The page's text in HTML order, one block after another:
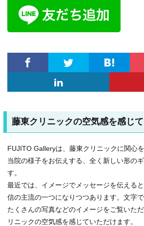
藤東クリニックの空気感を感じ
FUJITO Galleryは、藤東クリニックに関心
当院の様子をお伝えする、全く新しい形の
す。
最近では、イメージでメッセージを伝える
信の主流の一つになりつつあります。文字で
たくさんの写真などのイメージをご覧いた
リニックの空気感を感じていただけます。